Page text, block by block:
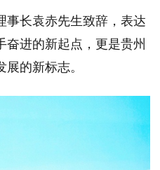
事长袁赤先生致辞，表达
奋进的新起点，更是贵州
的新标志。